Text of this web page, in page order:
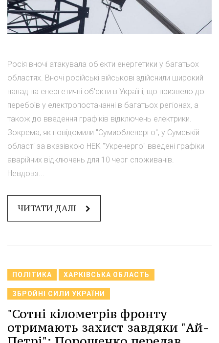
Росія вночі атакувала об'єкти енергетики у багатьох
областях. Вночі російські військові здійснили широкий
напад на енергетичні об'єкти в Україні, що призвело до
перебоїв у електропостачанні в багатьох регіонах, а
також до введення графіків відключень електрики.
Зокрема, як повідомили "Сумиобленерго", у Сумській
області за вказівкою НЕК "Укренерго" введені графіки
аварійних відключень для 10 черг споживачів.
Невдовз...
ЧИТАТИ ДАЛІ
ПОЛІТИКА ХАРКІВСЬКА ОБЛАСТЬ
ЗБРОЙНІ СИЛИ УКРАЇНИ
"Сотні кілометрів фронту
отримають захист завдяки "Ай-